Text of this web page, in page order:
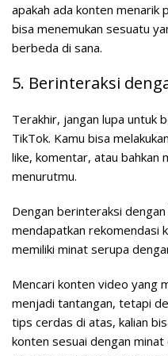
apakah ada konten menarik
bisa menemukan sesuatu
berbeda di sana.
5. Berinteraksi
Terakhir, jangan lupa untuk
TikTok. Kamu bisa
like, komentar, atau bahkan
menurutmu.
Dengan berinteraksi
mendapatkan rekomendasi
memiliki minat serupa
Mencari konten video yang
menjadi tantangan, tetapi
tips cerdas di atas, kalian
konten sesuai dengan minat